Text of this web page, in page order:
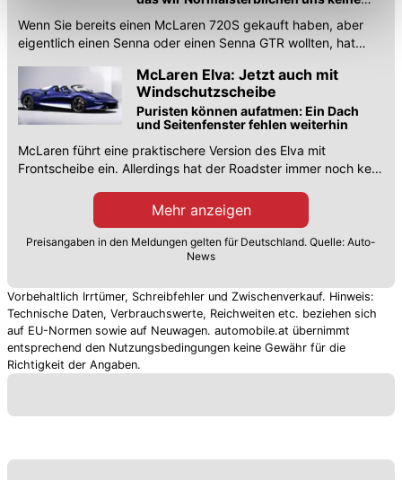
Funktionalitäten der Website zur Verfügung stehen. Sie
können die Einstellungen jederzeit in unserer
Datenschutzerklärunganpassen.
Wenn Sie bereits einen McLaren 720S gekauft haben, aber
eigentlich einen Senna oder einen Senna GTR wollten, hat
McLaren Elva: Jetzt auch mit
Windschutzscheibe
Puristen können aufatmen: Ein Dach
und Seitenfenster fehlen weiterhin
McLaren führt eine praktischere Version des Elva mit
Frontscheibe ein. Allerdings hat der Roadster immer noch kein
Mehr anzeigen
Preisangaben in den Meldungen gelten für Deutschland. Quelle: Auto-
News
Vorbehaltlich Irrtümer, Schreibfehler und Zwischenverkauf. Hinweis:
Technische Daten, Verbrauchswerte, Reichweiten etc. beziehen sich
auf EU-Normen sowie auf Neuwagen. automobile.at übernimmt
entsprechend den Nutzungsbedingungen keine Gewähr für die
Richtigkeit der Angaben.